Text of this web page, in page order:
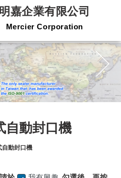
自動封口機
自動封口機
明嘉企業有限公司
Mercier Corporation